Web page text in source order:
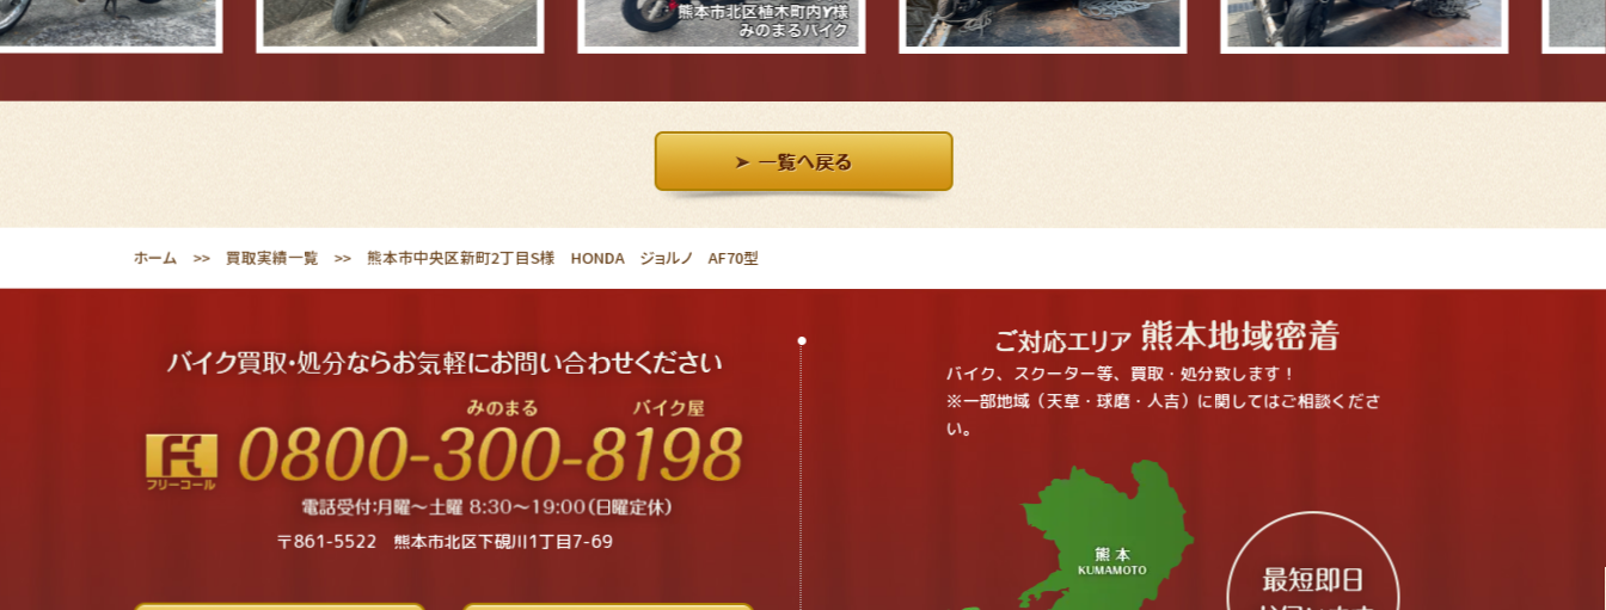
ホーム 買取実績一覧 熊本市中央区新町2丁目S様 HONDA ジョルノ AF70型
〒861-5522 熊本市北区下硯川1丁目7-69
バイク、スクーター等、買取・処分致します！
※一部地域（天草・球磨・人吉）に関してはご相談くださ
い。